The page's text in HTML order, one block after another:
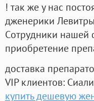
! так же у нас
дженерики
Cотрудники нашей
приобретение
доставка
VIP клиентов:
купить дешевую